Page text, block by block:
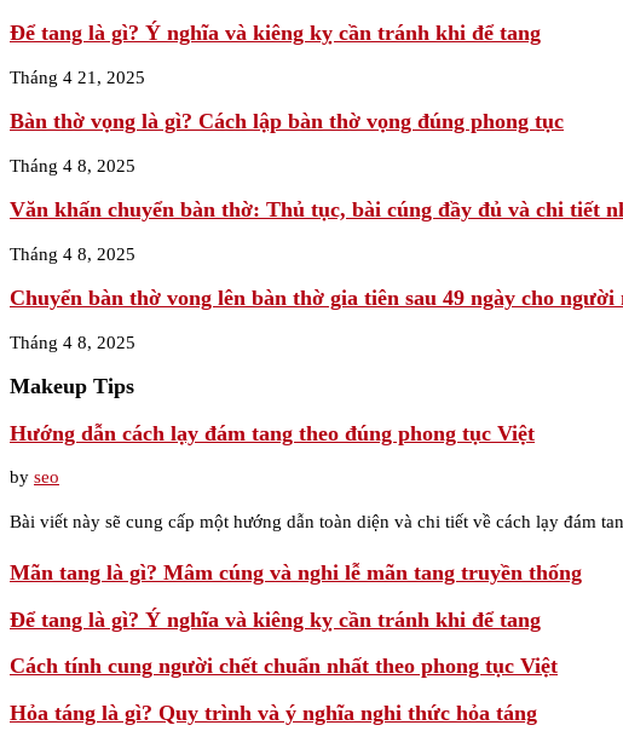
Để tang là gì? Ý nghĩa và kiêng kỵ cần tránh khi để tang
Tháng 4 21, 2025
Bàn thờ vọng là gì? Cách lập bàn thờ vọng đúng phong tục
Tháng 4 8, 2025
Văn khấn chuyển bàn thờ: Thủ tục, bài cúng đầy đủ và chi tiết
Tháng 4 8, 2025
Chuyển bàn thờ vong lên bàn thờ gia tiên sau 49 ngày cho
Tháng 4 8, 2025
Makeup Tips
Hướng dẫn cách lạy đám tang theo đúng phong tục Việt
by seo
Bài viết này sẽ cung cấp một hướng dẫn toàn diện và chi tiết về cách lạy đám
Mãn tang là gì? Mâm cúng và nghi lễ mãn tang truyền thống
Để tang là gì? Ý nghĩa và kiêng kỵ cần tránh khi để tang
Cách tính cung người chết chuẩn nhất theo phong tục Việt
Hỏa táng là gì? Quy trình và ý nghĩa nghi thức hỏa táng